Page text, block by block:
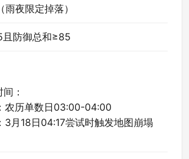
夜限定掉落）
防御总和≥85
：
农历单数日03:00-04:00
月18日04:17尝试时触发地图崩塌